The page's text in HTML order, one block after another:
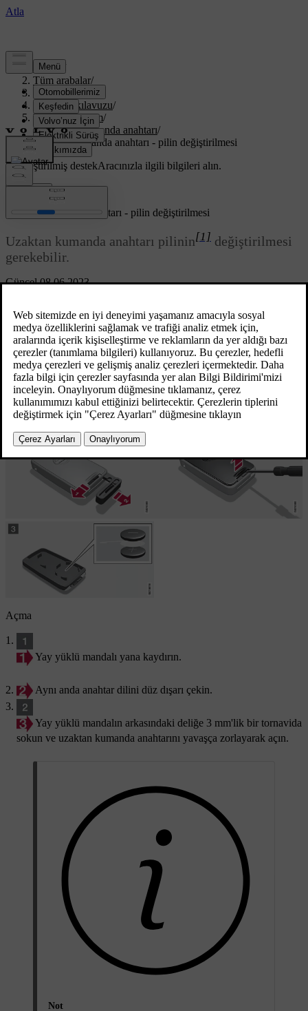
Destek
Tüm arabalar/
XC70 2016/
Kullanıcı kılavuzu/
Kilitler ve alarm/
Uzaktan kumanda anahtarı/
Uzaktan kumanda anahtarı - pilin değiştirilmesi
Özelleştirilmiş destekAracınızla ilgili bilgileri alın.
Güncel 08.06.2023
Uzaktan kumanda anahtarı - pilin değiştirilmesi
Uzaktan kumanda anahtarı pilinin[1] değiştirilmesi
gerekebilir.
kombine gösterge tablosundaki bilgi sembolü yanar ve ekranda
Araç anahtarı aküsü düşük Kılavuza bakgörüntülenir
ve/veya
kilitler aracın 20 metre uzaklıktaki alan içinde uzaktan kumanda
anahtarının sinyallerine sık sık yanıt vermiyorsa.
Açma
Yay yüklü mandalı yana kaydırın.
Aynı anda anahtar dilini düz dışarı çekin.
Yay yüklü mandalın arkasındaki deliğe 3 mm'lik bir tornavida
sokun ve uzaktan kumanda anahtarını yavaşça zorlayarak açın.
Not